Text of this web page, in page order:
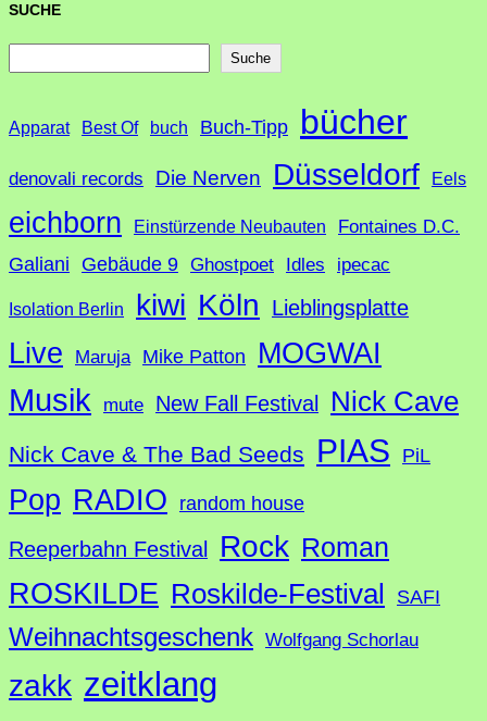
SUCHE
c
Suche
Apparat Best Of buch Buch-Tipp bücher
denovali records Die Nerven Düsseldorf Eels
eichborn Einstürzende Neubauten Fontaines D.C.
Galiani Gebäude 9 Ghostpoet Idles ipecac
Isolation Berlin kiwi Köln Lieblingsplatte
Live Maruja Mike Patton MOGWAI
Musik mute New Fall Festival Nick Cave
Nick Cave & The Bad Seeds PIAS PiL
Pop RADIO random house
Reeperbahn Festival Rock Roman
ROSKILDE Roskilde-Festival SAFI
Weihnachtsgeschenk Wolfgang Schorlau
zakk zeitklang